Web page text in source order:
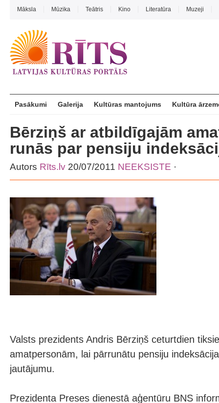
Māksla Mūzika Teātris Kino Literatūra Muzeji
Pasākumi Galerija Kultūras mantojums Kultūra
Bērziņš ar atbildīgajām
runās par pensiju
Autors Rīts.lv 20/07/2011 NEEKSISTE ·
Valsts prezidents Andris Bērziņš ceturtdien
amatpersonām, lai pārrunātu pensiju
jautājumu.
Prezidenta Preses dienestā aģentūru BNS